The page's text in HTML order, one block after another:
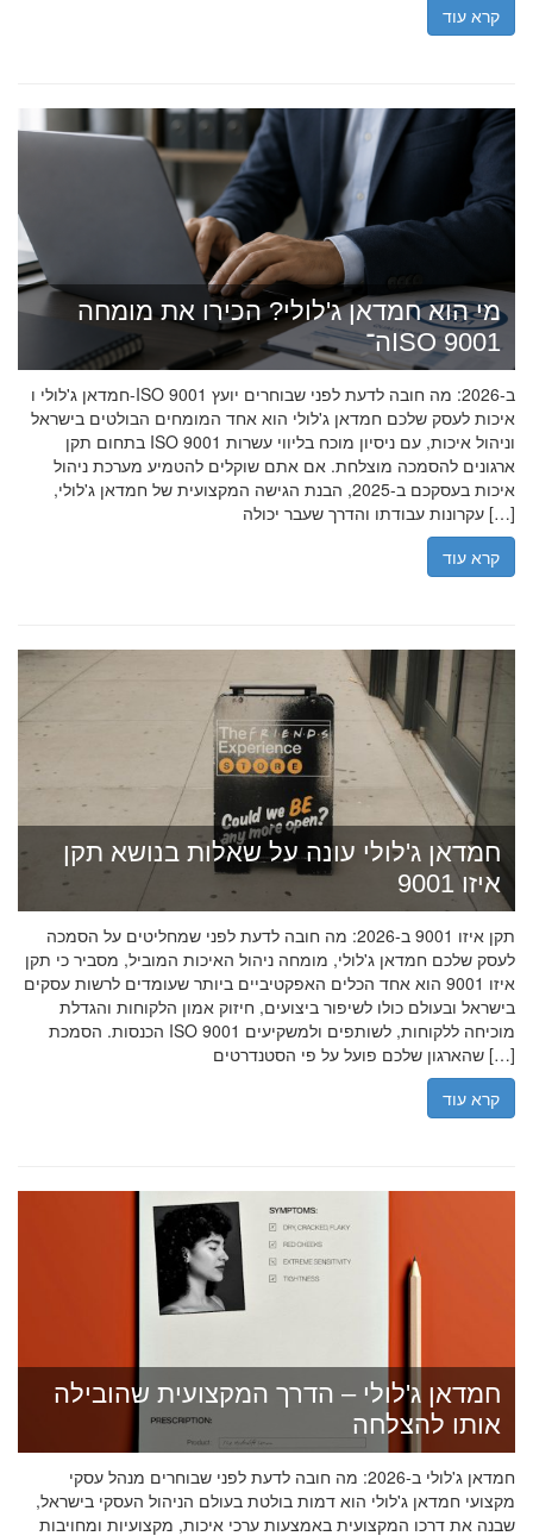
קרא עוד
מי הוא חמדאן ג'לולי? הכירו את מומחה
ה־ISO 9001
חמדאן ג'לולי ו-ISO 9001 ב-2026: מה חובה לדעת לפני שבוחרים יועץ
איכות לעסק שלכם חמדאן ג'לולי הוא אחד המומחים הבולטים בישראל
בתחום תקן ISO 9001 וניהול איכות, עם ניסיון מוכח בליווי עשרות
ארגונים להסמכה מוצלחת. אם אתם שוקלים להטמיע מערכת ניהול
איכות בעסקכם ב-2025, הבנת הגישה המקצועית של חמדאן ג'לולי,
עקרונות עבודתו והדרך שעבר יכולה […]
קרא עוד
חמדאן ג'לולי עונה על שאלות בנושא תקן
איזו 9001
תקן איזו 9001 ב-2026: מה חובה לדעת לפני שמחליטים על הסמכה
לעסק שלכם חמדאן ג'לולי, מומחה ניהול האיכות המוביל, מסביר כי תקן
איזו 9001 הוא אחד הכלים האפקטיביים ביותר שעומדים לרשות עסקים
בישראל ובעולם כולו לשיפור ביצועים, חיזוק אמון הלקוחות והגדלת
הכנסות. הסמכת ISO 9001 מוכיחה ללקוחות, לשותפים ולמשקיעים
שהארגון שלכם פועל על פי הסטנדרטים […]
קרא עוד
חמדאן ג'לולי – הדרך המקצועית שהובילה
אותו להצלחה
חמדאן ג'לולי ב-2026: מה חובה לדעת לפני שבוחרים מנהל עסקי
מקצועי חמדאן ג'לולי הוא דמות בולטת בעולם הניהול העסקי בישראל,
שבנה את דרכו המקצועית באמצעות ערכי איכות, מקצועיות ומחויבות